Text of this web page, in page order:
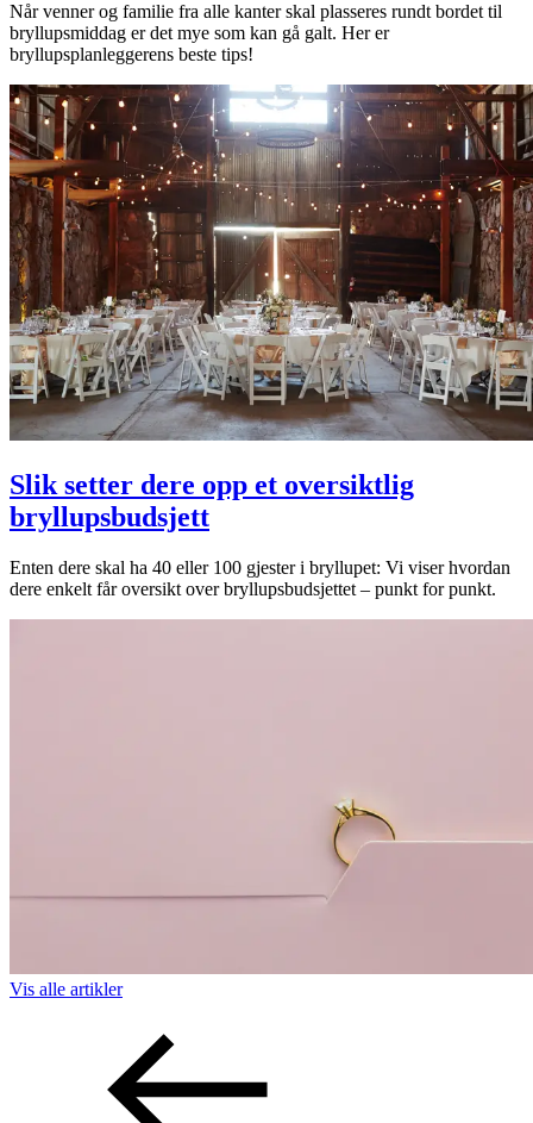
Når venner og familie fra alle kanter skal plasseres rundt bordet til
bryllupsmiddag er det mye som kan gå galt. Her er
bryllupsplanleggerens beste tips!
Slik setter dere opp et oversiktlig
bryllupsbudsjett
Enten dere skal ha 40 eller 100 gjester i bryllupet: Vi viser hvordan
dere enkelt får oversikt over bryllupsbudsjettet – punkt for punkt.
Vis alle artikler